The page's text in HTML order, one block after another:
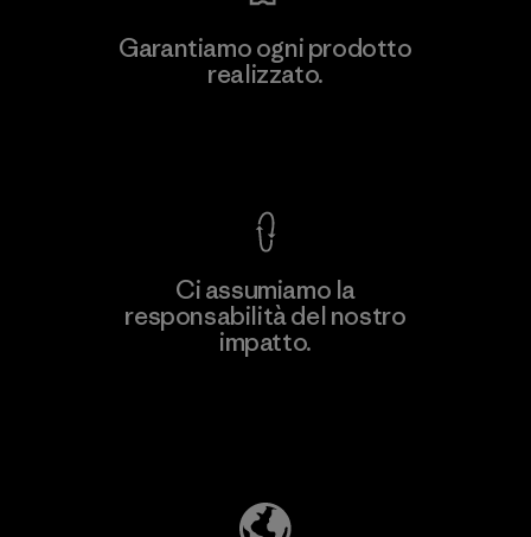
Scopri di più
Supertex El Salvador
Garantiamo ogni prodotto
realizzato.
Ci assumiamo la
responsabilità del nostro
impatto.